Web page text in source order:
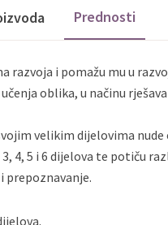
Prednosti
razvoja i pomažu mu u
oblika, u načinu
velikim dijelovima nude
4, 5 i 6 dijelova te potiču